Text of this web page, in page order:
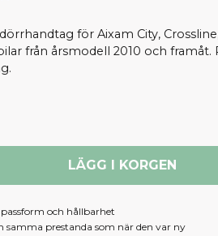
för Aixam City,
från årsmodell 2010 och framåt.
LÄGG I KORGEN
och hållbarhet
samma prestanda som när den var ny